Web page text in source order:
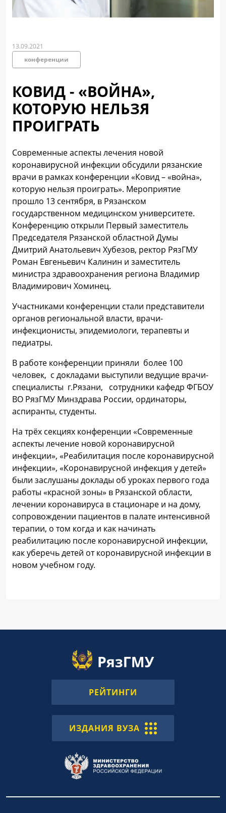
13.09.2021
конференции
КОВИД - «ВОЙНА»,
КОТОРУЮ НЕЛЬЗЯ
ПРОИГРАТЬ
Современные аспекты лечения новой
коронавирусной инфекции обсудили рязанские
врачи в рамках конференции «Ковид – «война»,
которую нельзя проиграть». Мероприятие
прошло 13 сентября, в Рязанском
государственном медицинском университете.
Конференцию открыли Первый заместитель
Председателя Рязанской областной Думы
Дмитрий Анатольевич Хубезов, ректор РязГМУ
Роман Евгеньевич Калинин и заместитель
министра здравоохранения региона Владимир
Владимирович Хоминец.
Участниками конференции стали представители
органов региональной власти, врачи-
инфекционисты, эпидемиологи, терапевты и
педиатры.
В работе конференции приняли более 100
человек, с докладами выступили ведущие врачи-
специалисты г.Рязани, сотрудники кафедр ФГБОУ
ВО РязГМУ Минздрава России, ординаторы,
аспиранты, студенты.
На трёх секциях конференции «Современные
аспекты лечение новой коронавирусной
инфекции», «Реабилитация после коронавирусной
инфекции», «Коронавирусной инфекция у детей»
были заслушаны доклады об уроках первого года
работы «красной зоны» в Рязанской области,
лечении коронавируса в стационаре и на дому,
сопровождении пациентов в палате интенсивной
терапии, о том когда и как начинать
реабилитацию после коронавирусной инфекции,
как уберечь детей от коронавирусной инфекции в
новом учебном году.
РЕЙТИНГИ
ИЗДАНИЯ ВУЗА